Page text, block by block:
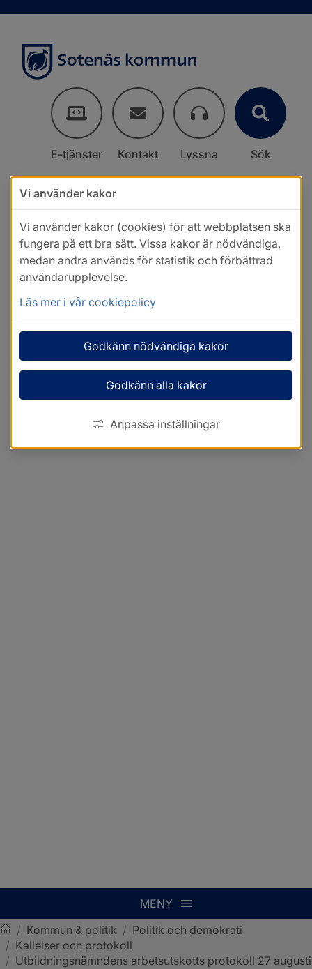
E-tjänster Kontakt Lyssna Sök
MENY
Sotenäs kommun
/ Kommun & politik / Politik och demokrati
/ Kallelser och protokoll
/ Utbildningsnämndens arbetsutskotts protokoll 27 augusti
Vi använder kakor
Vi använder kakor (cookies) för att webbplatsen ska
fungera på ett bra sätt. Vissa kakor är nödvändiga,
medan andra används för statistik och förbättrad
användarupplevelse.
Läs mer i vår cookiepolicy
Godkänn nödvändiga kakor
Godkänn alla kakor
Anpassa inställningar